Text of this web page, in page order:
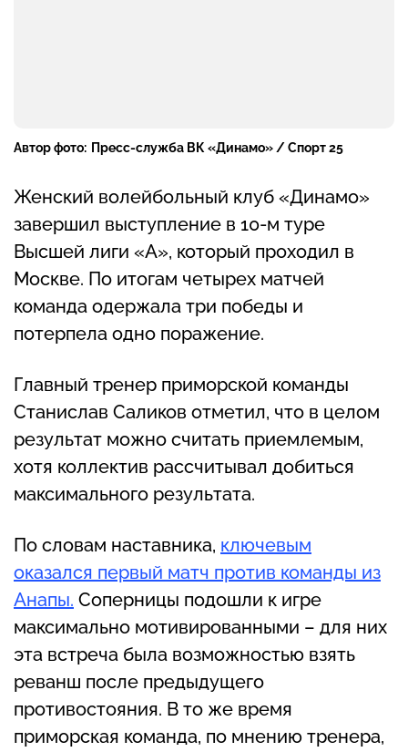
Автор фото: Пресс-служба ВК «Динамо» / Спорт 25
Женский волейбольный клуб «Динамо»
завершил выступление в 10-м туре
Высшей лиги «А», который проходил в
Москве. По итогам четырех матчей
команда одержала три победы и
потерпела одно поражение.
Главный тренер приморской команды
Станислав Саликов отметил, что в целом
результат можно считать приемлемым,
хотя коллектив рассчитывал добиться
максимального результата.
По словам наставника, ключевым
оказался первый матч против команды из
Анапы. Соперницы подошли к игре
максимально мотивированными – для них
эта встреча была возможностью взять
реванш после предыдущего
противостояния. В то же время
приморская команда, по мнению тренера,